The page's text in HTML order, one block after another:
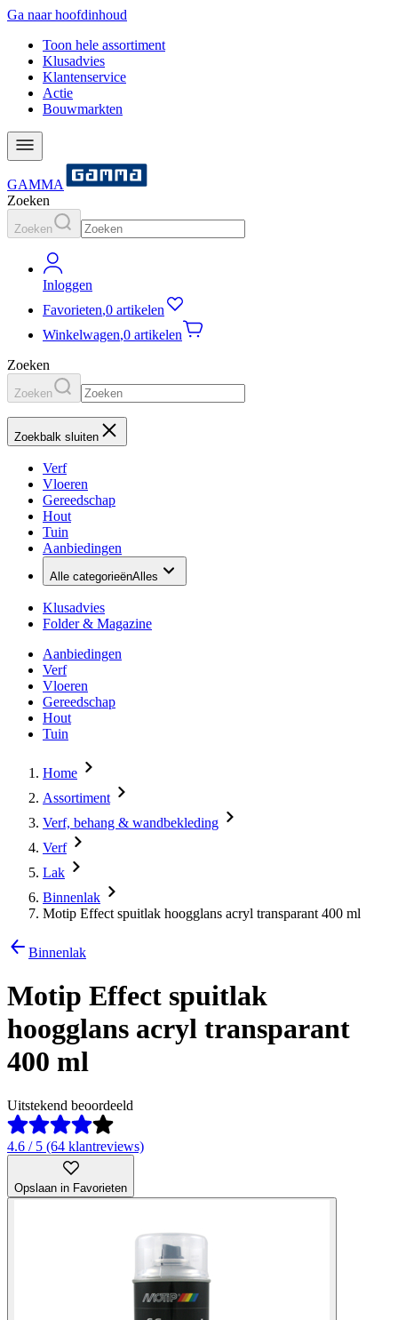
Ga naar hoofdinhoud
Toon hele assortiment
Klusadvies
Klantenservice
Actie
Bouwmarkten
GAMMA
Zoeken
Zoeken
Inloggen
Favorieten,0 artikelen
Winkelwagen,0 artikelen
Zoeken
Zoeken
Zoekbalk sluiten
Verf
Vloeren
Gereedschap
Hout
Tuin
Aanbiedingen
Alle categorieënAlles
Klusadvies
Folder & Magazine
Aanbiedingen
Verf
Vloeren
Gereedschap
Hout
Tuin
Home
Assortiment
Verf, behang & wandbekleding
Verf
Lak
Binnenlak
Motip Effect spuitlak hoogglans acryl transparant 400 ml
Binnenlak
Motip Effect spuitlak
hoogglans acryl transparant
400 ml
Uitstekend beoordeeld
4.6 / 5 (64 klantreviews)
Opslaan in Favorieten